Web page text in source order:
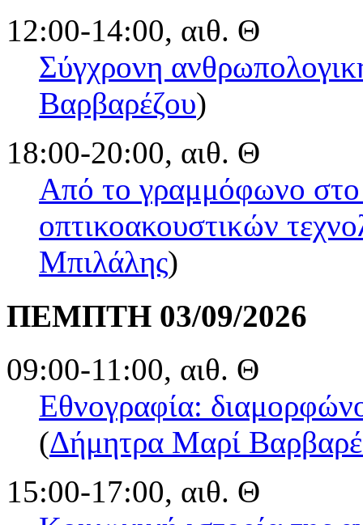
12:00-14:00, αιθ. Θ
Σύγχρονη
Βαρβαρέζου)
18:00-20:00, αιθ. Θ
Από το γραμμόφωνο
οπτικοακουστικών
Μπιλάλης)
ΠΕΜΠΤΗ 03/09/2026
09:00-11:00, αιθ. Θ
Εθνογραφία:
(Δήμητρα Μαρί
15:00-17:00, αιθ. Θ